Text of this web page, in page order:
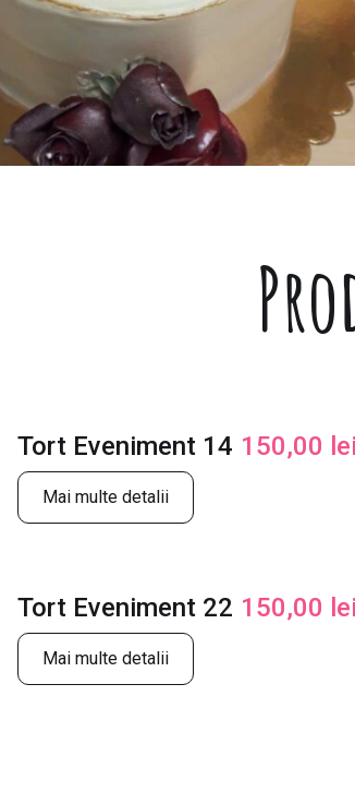
Tort Eveniment 14 150,00 lei
Mai multe detalii
Tort Eveniment 22 150,00 lei
Mai multe detalii